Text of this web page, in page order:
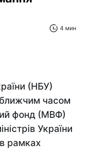
4 мин
(НБУ)
часом
фонд (МВФ)
України
рамках